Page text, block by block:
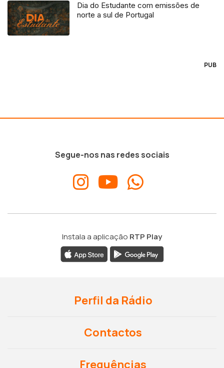
Dia do Estudante com emissões de
norte a sul de Portugal
PUB
Segue-nos nas redes sociais
Instala a aplicação RTP Play
Perfil da Rádio
Contactos
Frequências